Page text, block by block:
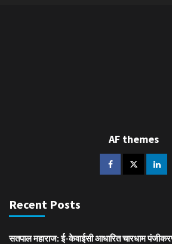
AF themes
Recent Posts
सतपाल महाराज: ई-केवाईसी आधारित चारधाम